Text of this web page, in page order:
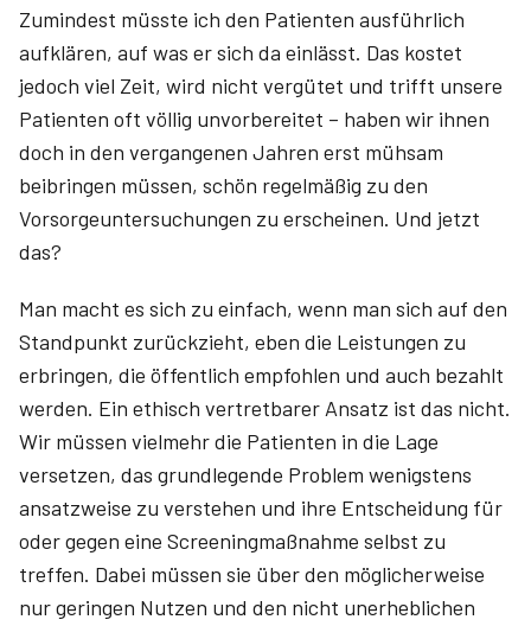
Zumindest müsste ich den Patienten ausführlich
aufklären, auf was er sich da einlässt. Das kostet
jedoch viel Zeit, wird nicht vergütet und trifft unsere
Patienten oft völlig unvorbereitet – haben wir ihnen
doch in den vergangenen Jahren erst mühsam
beibringen müssen, schön regelmäßig zu den
Vorsorgeuntersuchungen zu erscheinen. Und jetzt
das?
Man macht es sich zu einfach, wenn man sich auf den
Standpunkt zurückzieht, eben die Leistungen zu
erbringen, die öffentlich empfohlen und auch bezahlt
werden. Ein ethisch vertretbarer Ansatz ist das nicht.
Wir müssen vielmehr die Patienten in die Lage
versetzen, das grundlegende Problem wenigstens
ansatzweise zu verstehen und ihre Entscheidung für
oder gegen eine Screeningmaßnahme selbst zu
treffen. Dabei müssen sie über den möglicherweise
nur geringen Nutzen und den nicht unerheblichen